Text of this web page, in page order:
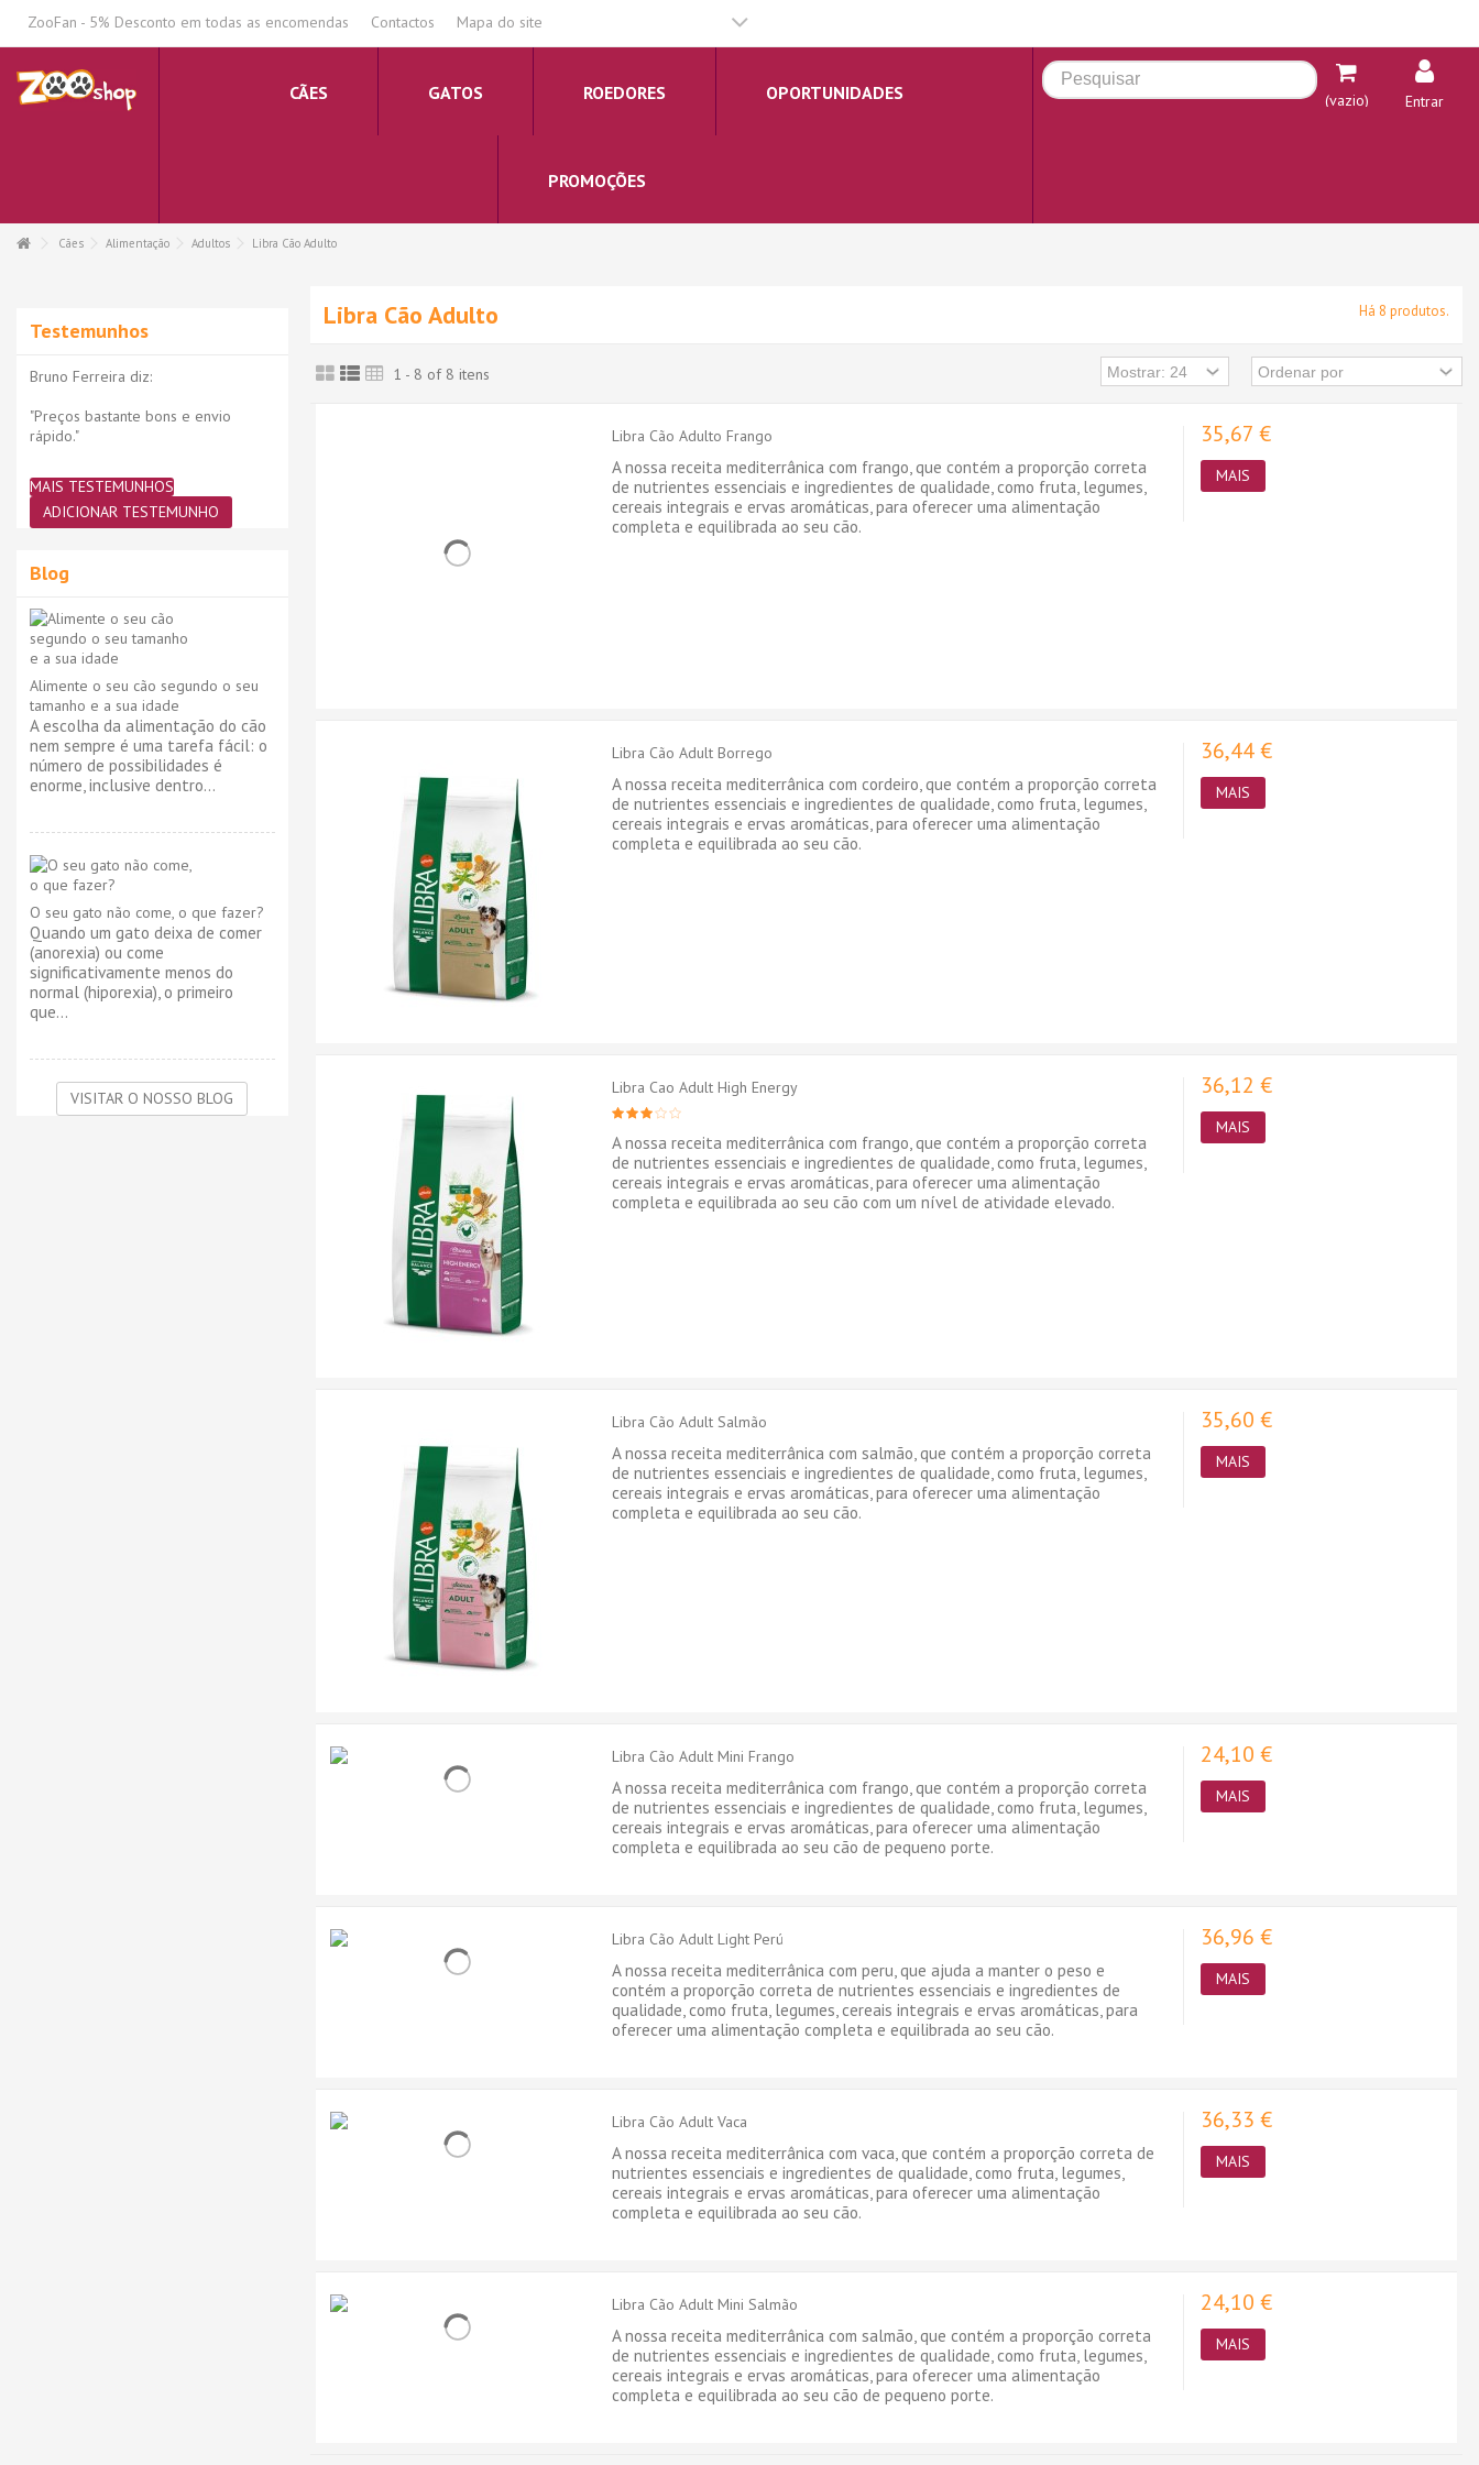
ZooFan - 5% Desconto em todas as encomendas Contactos Mapa do site
CÃES GATOS ROEDORES OPORTUNIDADES
PROMOÇÕES
(vazio) Entrar
Cães Alimentação Adultos Libra Cão Adulto
Libra Cão Adulto Há 8 produtos.
1 - 8 of 8 itens
Libra Cão Adulto Frango
A nossa receita mediterrânica com frango, que contém a proporção correta
de nutrientes essenciais e ingredientes de qualidade, como fruta, legumes,
cereais integrais e ervas aromáticas, para oferecer uma alimentação
completa e equilibrada ao seu cão.
35,67 €
MAIS
Libra Cão Adult Borrego
A nossa receita mediterrânica com cordeiro, que contém a proporção correta
de nutrientes essenciais e ingredientes de qualidade, como fruta, legumes,
cereais integrais e ervas aromáticas, para oferecer uma alimentação
completa e equilibrada ao seu cão.
36,44 €
MAIS
Libra Cao Adult High Energy
A nossa receita mediterrânica com frango, que contém a proporção correta
de nutrientes essenciais e ingredientes de qualidade, como fruta, legumes,
cereais integrais e ervas aromáticas, para oferecer uma alimentação
completa e equilibrada ao seu cão com um nível de atividade elevado.
36,12 €
MAIS
Libra Cão Adult Salmão
A nossa receita mediterrânica com salmão, que contém a proporção correta
de nutrientes essenciais e ingredientes de qualidade, como fruta, legumes,
cereais integrais e ervas aromáticas, para oferecer uma alimentação
completa e equilibrada ao seu cão.
35,60 €
MAIS
Libra Cão Adult Mini Frango
A nossa receita mediterrânica com frango, que contém a proporção correta
de nutrientes essenciais e ingredientes de qualidade, como fruta, legumes,
cereais integrais e ervas aromáticas, para oferecer uma alimentação
completa e equilibrada ao seu cão de pequeno porte.
24,10 €
MAIS
Libra Cão Adult Light Perú
A nossa receita mediterrânica com peru, que ajuda a manter o peso e
contém a proporção correta de nutrientes essenciais e ingredientes de
qualidade, como fruta, legumes, cereais integrais e ervas aromáticas, para
oferecer uma alimentação completa e equilibrada ao seu cão.
36,96 €
MAIS
Libra Cão Adult Vaca
A nossa receita mediterrânica com vaca, que contém a proporção correta de
nutrientes essenciais e ingredientes de qualidade, como fruta, legumes,
cereais integrais e ervas aromáticas, para oferecer uma alimentação
completa e equilibrada ao seu cão.
36,33 €
MAIS
Libra Cão Adult Mini Salmão
A nossa receita mediterrânica com salmão, que contém a proporção correta
de nutrientes essenciais e ingredientes de qualidade, como fruta, legumes,
cereais integrais e ervas aromáticas, para oferecer uma alimentação
completa e equilibrada ao seu cão de pequeno porte.
24,10 €
MAIS
Testemunhos
Bruno Ferreira diz:
"Preços bastante bons e envio
rápido."
MAIS TESTEMUNHOS
ADICIONAR TESTEMUNHO
Blog
Alimente o seu cão segundo o seu
tamanho e a sua idade
A escolha da alimentação do cão
nem sempre é uma tarefa fácil: o
número de possibilidades é
enorme, inclusive dentro...
O seu gato não come, o que fazer?
Quando um gato deixa de comer
(anorexia) ou come
significativamente menos do
normal (hiporexia), o primeiro
que...
VISITAR O NOSSO BLOG